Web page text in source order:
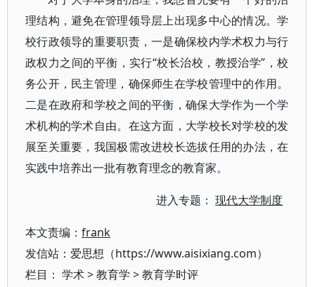
理结构，避免在管理领导层上出现多中心的情况。学
校行政领导的重要职责，一是确保校内学术权力与行
政权力之间的平衡，实行“校长治校，教授治学”，校
务公开，民主管理，确保师生在学校管理中的作用。
二是在政府和学校之间的平衡，确保大学作为一个学
术机构的学术自由。在这方面，大学校长对学校的发
展至关重要，我国极需改进校长选拔任用的办法，在
实践中培养出一批有教育理念的教育家。
进入专题：现代大学制度
本文责编： frank
发信站：爱思想（https://www.aisixiang.com）
栏目： 学术>教育学 >教育学时评